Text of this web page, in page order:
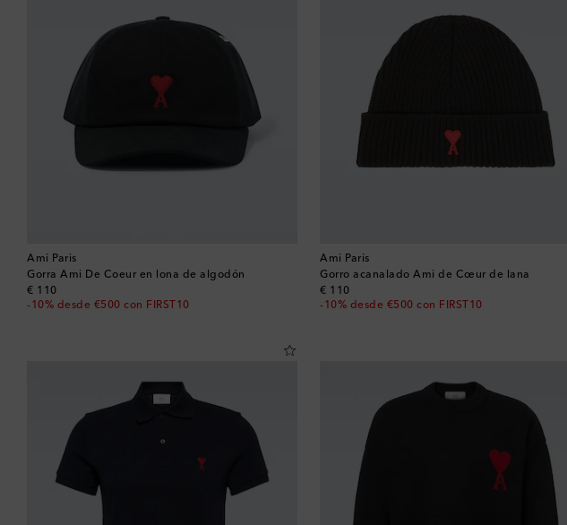
Ami Paris
Gorra Ami De Coeur en lona de algodón
€ 110
original price
-10% desde €500 con FIRST10
Ami Paris
Gorro acanalado Ami de Cœur de lana
€ 110
original price
-10% desde €500 con FIRST10